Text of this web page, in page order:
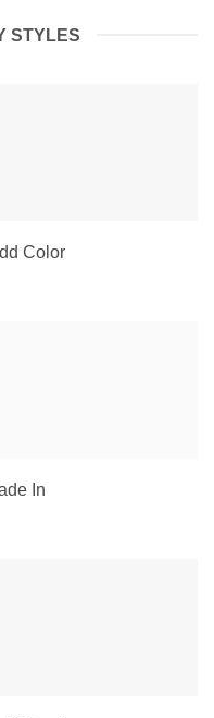
STYLES
Color
In